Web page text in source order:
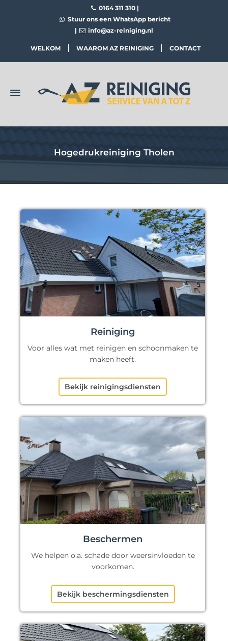
0164 311 310 |
Stuur ons een WhatsApp bericht
|
info@az-reiniging.nl
WELKOM WAAROM AZ REINIGING CONTACT
Hogedrukreiniging Tholen
Reiniging
Voor alles wat met reinigen en schoonmaken te
maken heeft.
Bekijk reinigingsdiensten
Beschermen
We helpen o.a. schade door weersinvloeden te
voorkomen.
Bekijk beschermingsdiensten